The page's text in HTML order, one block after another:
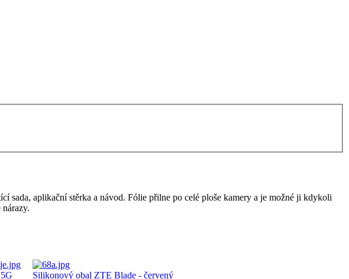
aplikační stěrka a návod. Fólie přilne po celé ploše kamery a je možné ji kdykoli
Silikonový obal ZTE Blade - červený